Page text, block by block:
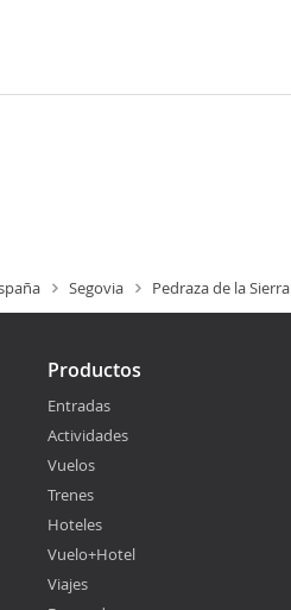
Segovia Pedraza de la Sierra
Productos
Entradas
Actividades
Vuelos
Trenes
Hoteles
Vuelo+Hotel
Viajes